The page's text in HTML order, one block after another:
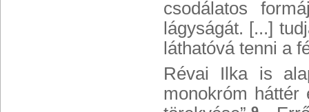
csodálatos
lágyságát. [...]
láthatóvá tenni a
Révai Ilka is
monokróm háttér